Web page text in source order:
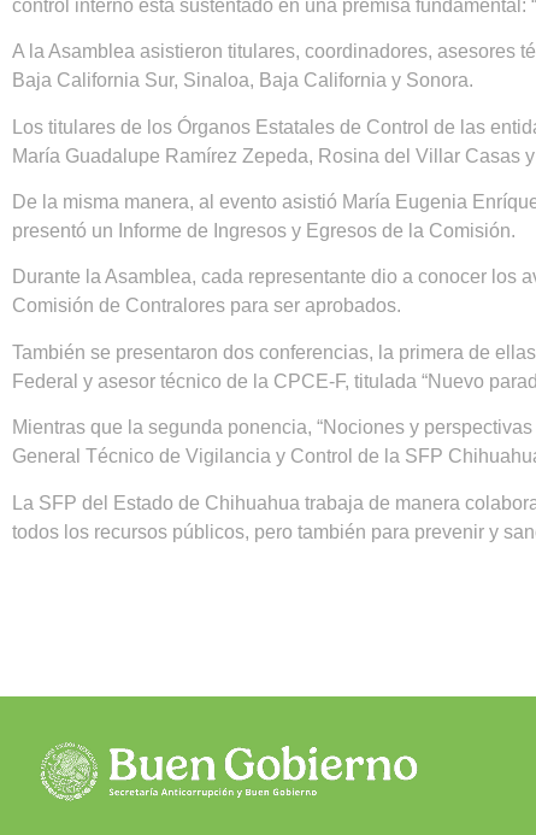
control interno está sustentado en una premisa
A la Asamblea asistieron titulares, coordinadores, asesores
Baja California Sur, Sinaloa, Baja California y Sonora.
Los titulares de los Órganos Estatales de Control de las
María Guadalupe Ramírez Zepeda, Rosina del Villar Casas
De la misma manera, al evento asistió María Eugenia
presentó un Informe de Ingresos y Egresos de la Comisión.
Durante la Asamblea, cada representante dio a conocer los
Comisión de Contralores para ser aprobados.
También se presentaron dos conferencias, la primera de
Federal y asesor técnico de la CPCE-F, titulada “Nuevo
Mientras que la segunda ponencia, “Nociones y
General Técnico de Vigilancia y Control de la SFP
La SFP del Estado de Chihuahua trabaja de manera
todos los recursos públicos, pero también para prevenir y